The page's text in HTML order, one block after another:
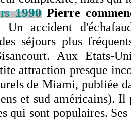
1990Pierre
Un accident
séjours plus
Aux Etats-
attraction presque
de Miami, publiée
et sud américains).
qui sont populaires.